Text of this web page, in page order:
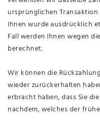
ursprünglichen
Ihnen wurde ausdrücklich
Fall werden Ihnen wegen
berechnet.
Wir können die
wieder zurückerhalten
erbracht haben, dass Sie
nachdem, welches der